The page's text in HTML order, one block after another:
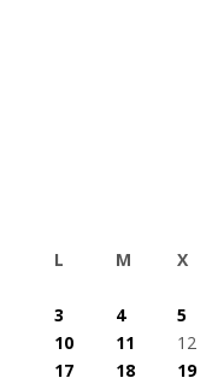
L
M X
3
4 5
10
11 12
17
18 19